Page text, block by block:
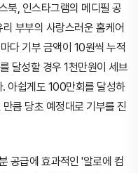
북, 인스타그램의 메디필 공
부부의 사랑스러운 홈케어
다 기부 금액이 10원씩 누적
달성할 경우 1천만원이 세브
아쉽게도 100만회를 달성하
큼 당초 예정대로 기부를 진
공급에 효과적인 '알로에 컴